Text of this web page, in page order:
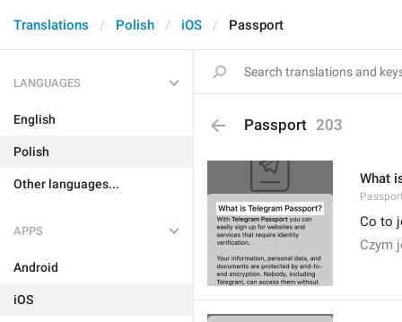
Translations Polish iOS Passport
LANGUAGES
English
Polish
Other languages...
APPS
Android
iOS
Passport 203
What
Co to
Czym